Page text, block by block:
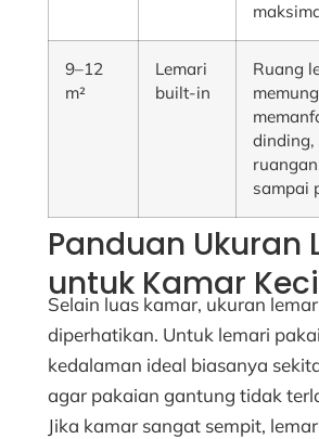
9–12
m²
Lemari
built-in
Ruang
dinding,
sampai
Panduan Ukuran
untuk Kamar
Selain luas kamar, ukuran
diperhatikan. Untuk lemari
kedalaman ideal biasanya
agar pakaian gantung tidak
Jika kamar sangat sempit,